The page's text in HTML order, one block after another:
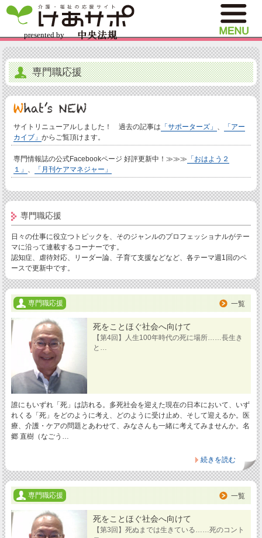
専門職応援
サイトリニューアルしました！ 過去の記事は 「サポーターズ」
「アー
カイブ」 からご覧頂けます。
専門情報誌の公式Facebookページ 好評更新中！≫≫≫ 「おはよう２
１」
「月刊ケアマネジャー」
専門職応援
日々の仕事に役立つトピックを、そのジャンルのプロフェッショナルがテー
マに沿って連載するコーナーです。
認知症、虐待対応、リーダー論、子育て支援などなど、各テーマ週1回のペ
ースで更新中です。
専門職応援 一覧
死をことほぐ社会へ向けて
【第4回】人生100年時代の死に場所……長生き
と…
誰にもいずれ「死」は訪れる。多死社会を迎えた現在の日本において、いず
れくる「死」をどのように考え、どのように受け止め、そして迎えるか。医
療、介護・ケアの問題とあわせて、みなさんも一緒に考えてみませんか。名
郷 直樹（なごう…
続きを読む
専門職応援 一覧
死をことほぐ社会へ向けて
【第3回】死ぬまでは生きている……死のコント